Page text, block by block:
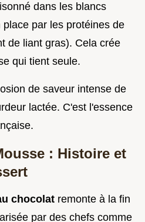
dans les blancs
par les protéines de
de liant gras). Cela crée
qui tient seule.
de saveur intense de
lactée. C'est l'essence
: Histoire et
chocolat remonte à la fin
par des chefs comme